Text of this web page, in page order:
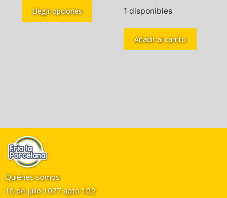
Elegir opciones 1 disponibles
Añadir al carrito
Quiénes somos
18 de julio 1077 apto 102